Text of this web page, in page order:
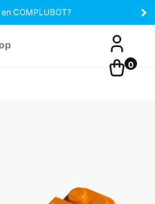
COMPLUBOT?
0